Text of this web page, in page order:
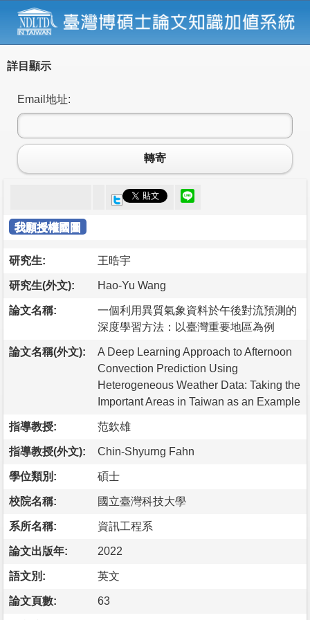
詳目顯示
Email地址:
轉寄
我願授權國圖
研究生: 王晧宇
研究生(外文): Hao-Yu Wang
論文名稱:
一個利用異質氣象資料於午後對流預測的
深度學習方法：以臺灣重要地區為例
論文名稱(外文):
A Deep Learning Approach to Afternoon
Convection Prediction Using
Heterogeneous Weather Data: Taking the
Important Areas in Taiwan as an Example
指導教授: 范欽雄
指導教授(外文): Chin-Shyurng Fahn
學位類別: 碩士
校院名稱: 國立臺灣科技大學
系所名稱: 資訊工程系
論文出版年: 2022
語文別: 英文
論文頁數: 63